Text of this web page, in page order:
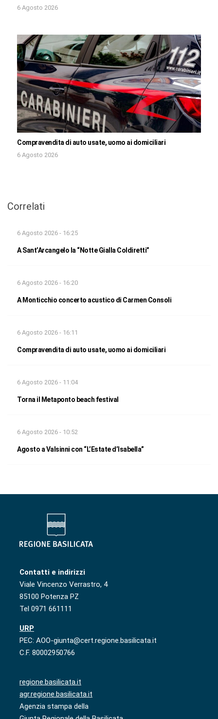
6 Agosto 2026
Compravendita di auto usate, uomo ai domiciliari
6 Agosto 2026
Correlati
6 Agosto 2026 - 16:25
A Sant’Arcangelo la “Notte Gialla Coldiretti”
6 Agosto 2026 - 16:20
A Monticchio concerto acustico di Carmen Consoli
6 Agosto 2026 - 16:11
Compravendita di auto usate, uomo ai domiciliari
6 Agosto 2026 - 11:04
Torna il Metaponto beach festival
6 Agosto 2026 - 10:52
Agosto a Valsinni con “L’Estate d’Isabella”
Contatti e indirizzi
Viale Vincenzo Verrastro, 4
85100 Potenza PZ
Tel 0971 661111
URP
PEC: AOO-giunta@cert.regione.basilicata.it
C.F. 80002950766
regione.basilicata.it
agr.regione.basilicata.it
Agenzia stampa della